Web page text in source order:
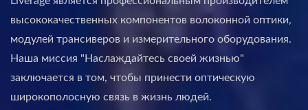
высококачественных компонентов волоконной оптики,
модулей трансиверов и измерительного оборудования.
Наша миссия "Наслаждайтесь своей жизнью"
заключается в том, чтобы принести оптическую
широкополосную связь в жизнь людей.